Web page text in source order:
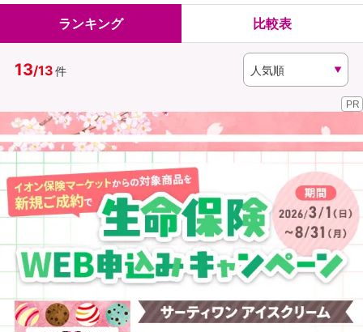
イオングループ従業員さま向け
資料請求
（無料）
訪問相談
イオンカード会員さま専用保険
ランキング 比較表
13/13件
PR